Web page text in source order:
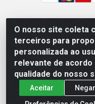
O nosso site coleta
terceiros para
personalizada ao
relevante de
qualidade do nosso
Aceitar
NUTRY MAX
LTDA - RUA DO